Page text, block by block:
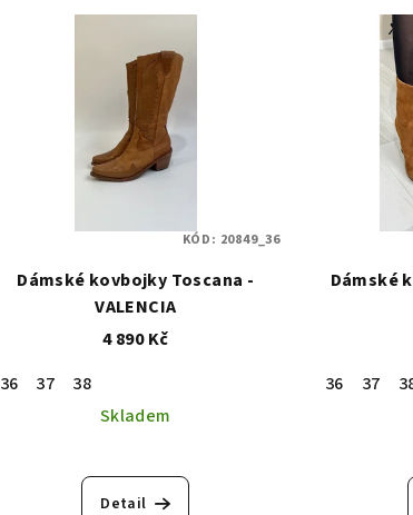
Dámské kovbojky Toscana -
VALENCIA
4 890 Kč
36
37
38
Skladem
Detail
KÓD: 20849_36
Dámské
36
37